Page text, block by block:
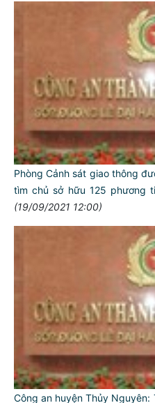
Phòng Cảnh sát giao thông
tìm chủ sở hữu 125 phương
(19/09/2021 12:00)
Công an huyện Thủy